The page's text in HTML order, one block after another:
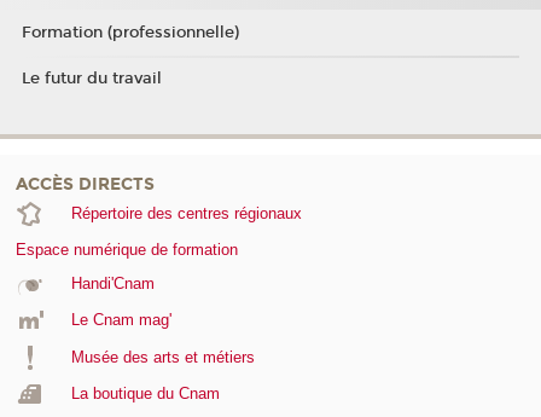
Formation (professionnelle)
Le futur du travail
ACCÈS DIRECTS
Répertoire des centres régionaux
Espace numérique de formation
Handi'Cnam
Le Cnam mag'
Musée des arts et métiers
La boutique du Cnam